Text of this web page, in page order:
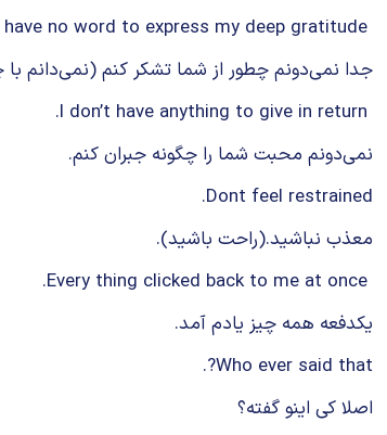
جدا نمی‌دونم چطور از شما تشکر کنم (نمی‌دانم با
نمی‌دونم محبت شما را چگونه جبران کنم.
Dont feel restrained.
معذب نباشید.(راحت باشید).
یکدفعه همه چیز یادم آمد.
Who ever said that?.
اصلا کی اینو گفته؟